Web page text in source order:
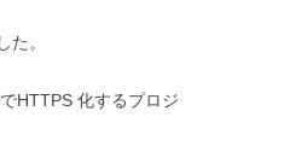
。
HTTPS 化するプロジ